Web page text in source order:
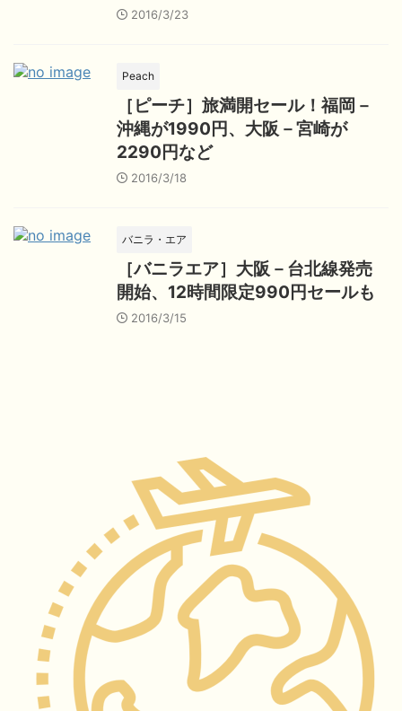
2016/3/23
Peach
［ピーチ］旅満開セール！福岡－
沖縄が1990円、大阪－宮崎が
2290円など
2016/3/18
バニラ・エア
［バニラエア］大阪－台北線発売
開始、12時間限定990円セールも
2016/3/15